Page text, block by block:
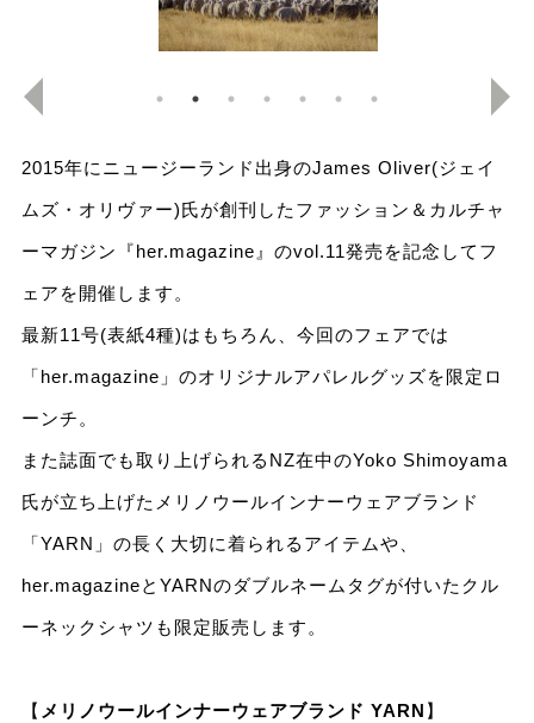
2015年にニュージーランド出身のJames Oliver(ジェイ
ムズ・オリヴァー)氏が創刊したファッション＆カルチャ
ーマガジン『her.magazine』のvol.11発売を記念してフ
ェアを開催します。
最新11号(表紙4種)はもちろん、今回のフェアでは
「her.magazine」のオリジナルアパレルグッズを限定ロ
ーンチ。
また誌面でも取り上げられるNZ在中のYoko Shimoyama
氏が立ち上げたメリノウールインナーウェアブランド
「YARN」の長く大切に着られるアイテムや、
her.magazineとYARNのダブルネームタグが付いたクル
ーネックシャツも限定販売します。
【 メリノウールインナーウェアブランド YARN 】